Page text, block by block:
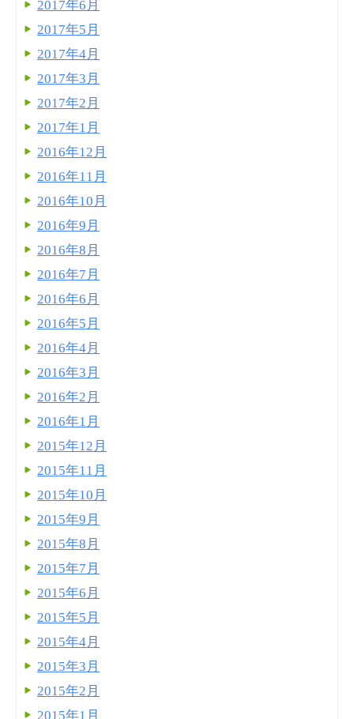
2017年6月
2017年5月
2017年4月
2017年3月
2017年2月
2017年1月
2016年12月
2016年11月
2016年10月
2016年9月
2016年8月
2016年7月
2016年6月
2016年5月
2016年4月
2016年3月
2016年2月
2016年1月
2015年12月
2015年11月
2015年10月
2015年9月
2015年8月
2015年7月
2015年6月
2015年5月
2015年4月
2015年3月
2015年2月
2015年1月